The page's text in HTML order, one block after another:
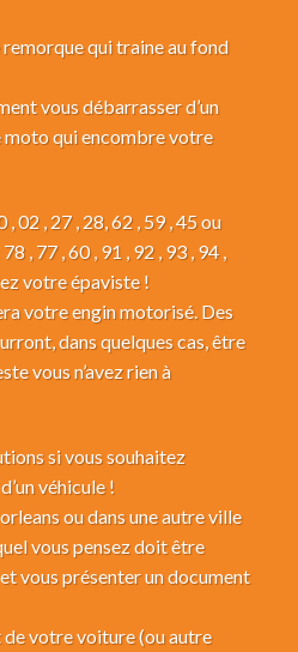
remorque qui traine au fond
vous débarrasser d’un
moto qui encombre votre
02 , 27 , 28, 62 , 59 , 45 ou
, 77 , 60 , 91 , 92 , 93 , 94 ,
votre épaviste !
votre engin motorisé. Des
dans quelques cas, être
vous n’avez rien à
si vous souhaitez
véhicule !
ou dans une autre ville
vous pensez doit être
vous présenter un document
votre voiture (ou autre